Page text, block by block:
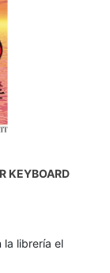
KEYBOARD
la librería el